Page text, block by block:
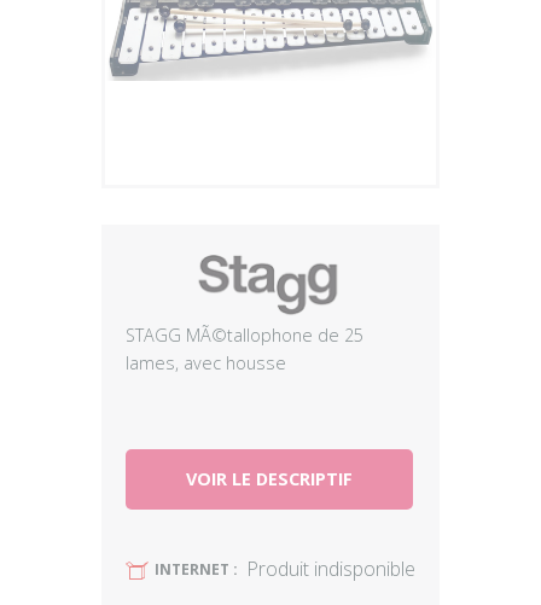
Plus
STAGG MÃ©tallophone de 25
lames, avec housse
VOIR LE DESCRIPTIF
U INTERNET : Produit indisponible